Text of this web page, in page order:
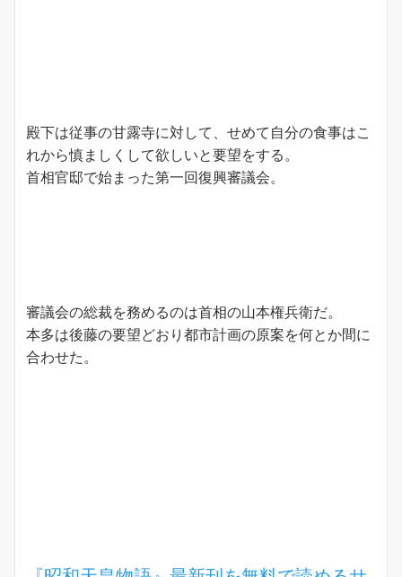
殿下は従事の甘露寺に対して、せめて自分の食事はこ
れから慎ましくして欲しいと要望をする。
首相官邸で始まった第一回復興審議会。
審議会の総裁を務めるのは首相の山本権兵衛だ。
本多は後藤の要望どおり都市計画の原案を何とか間に
合わせた。